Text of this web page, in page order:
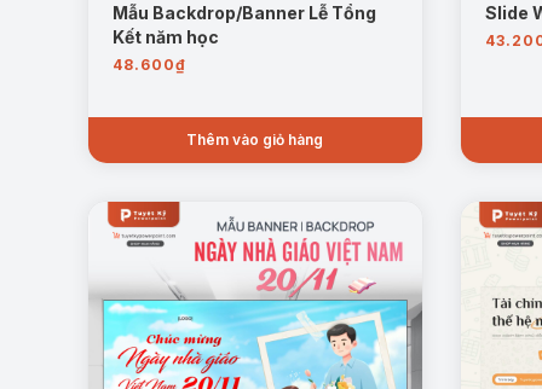
Mẫu Backdrop/Banner Lễ Tổng
Kết năm học
48.600₫
Thêm vào giỏ hàng
Slide